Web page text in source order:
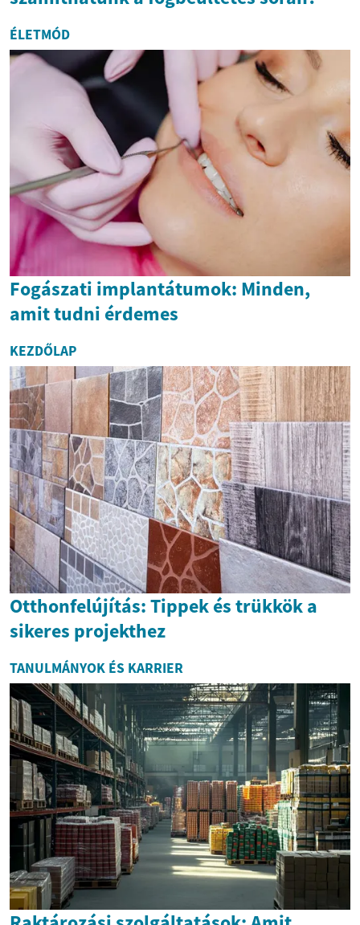
ÉLETMÓD
Fogászati implantátumok: Minden,
amit tudni érdemes
KEZDŐLAP
Otthonfelújítás: Tippek és trükkök a
sikeres projekthez
TANULMÁNYOK ÉS KARRIER